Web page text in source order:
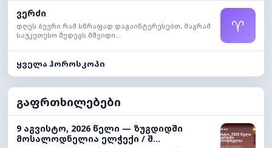
ვერძი
დღეს ბევრი რამ სწრაფად დაგაინტერესებთ, მაგრამ
საუკეთესო შედეგს მშვიდი...
♈
ყველა ჰოროსკოპი
გაფრთხილებები
9 აგვისტო, 2026 წელი — ზუგდიდში
მოსალოდნელია ელჭექი / შ...